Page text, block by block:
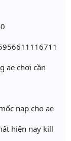
ae chơi cần
nạp cho ae
hiện nay kill